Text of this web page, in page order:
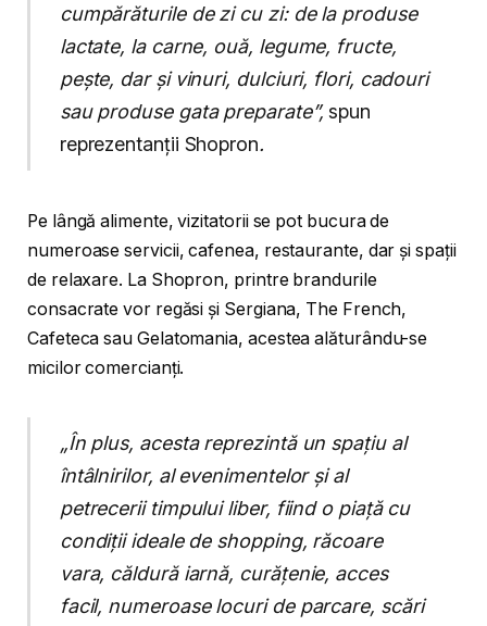
cumpărăturile de zi cu zi: de la produse
lactate, la carne, ouă, legume, fructe,
pește, dar și vinuri, dulciuri, flori, cadouri
sau produse gata preparate”,spun
reprezentanții Shopron.
Pe lângă alimente, vizitatorii se pot bucura de
numeroase servicii, cafenea, restaurante, dar și spații
de relaxare. La Shopron, printre brandurile
consacrate vor regăsi și Sergiana, The French,
Cafeteca sau Gelatomania, acestea alăturându-se
micilor comercianți.
„În plus, acesta reprezintă un spațiu al
întâlnirilor, al evenimentelor și al
petrecerii timpului liber, fiind o piață cu
condiții ideale de shopping, răcoare
vara, căldură iarnă, curățenie, acces
facil, numeroase locuri de parcare, scări